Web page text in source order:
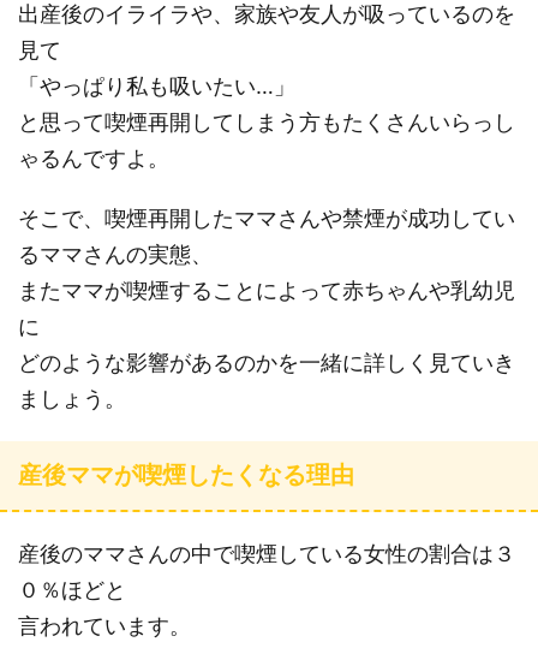
出産後のイライラや、家族や友人が吸っているのを
見て
「やっぱり私も吸いたい…」
と思って喫煙再開してしまう方もたくさんいらっし
ゃるんですよ。
そこで、喫煙再開したママさんや禁煙が成功してい
るママさんの実態、
またママが喫煙することによって赤ちゃんや乳幼児
に
どのような影響があるのかを一緒に詳しく見ていき
ましょう。
産後ママが喫煙したくなる理由
産後のママさんの中で喫煙している女性の割合は３
０％ほどと
言われています。